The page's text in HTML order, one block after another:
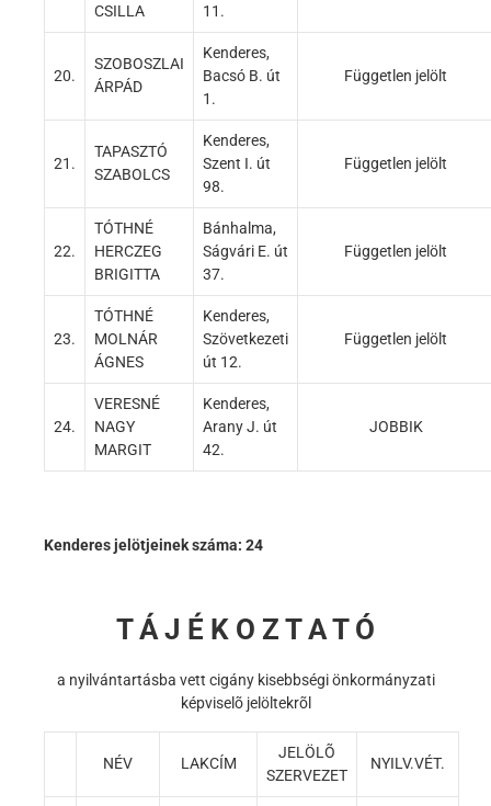
CSILLA
11.
20.
SZOBOSZLAI
ÁRPÁD
Kenderes,
Bacsó B. út
1.
Független jelölt
21.
TAPASZTÓ
SZABOLCS
Kenderes,
Szent I. út
98.
Független jelölt
22.
TÓTHNÉ
HERCZEG
BRIGITTA
Bánhalma,
Ságvári E. út
37.
Független jelölt
23.
TÓTHNÉ
MOLNÁR
ÁGNES
Kenderes,
Szövetkezeti
út 12.
Független jelölt
24.
VERESNÉ
NAGY
MARGIT
Kenderes,
Arany J. út
42.
JOBBIK
Kenderes jelötjeinek száma: 24
T Á J É K O Z T A T Ó
a nyilvántartásba vett cigány kisebbségi önkormányzati
képviselõ jelöltekrõl
NÉV LAKCÍM
JELÖLÕ
SZERVEZET
NYILV.VÉT.